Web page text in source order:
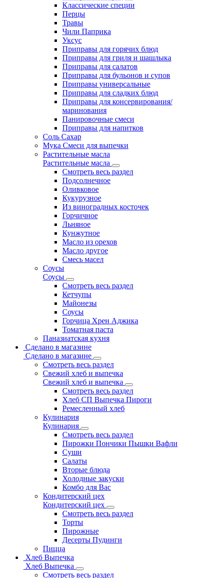
Классические специи
Перцы
Травы
Чили Паприка
Уксус
Приправы для горячих блюд
Приправы для гриля и шашлыка
Приправы для салатов
Приправы для бульонов и супов
Приправы универсальные
Приправы для сладких блюд
Приправы для консервирования/
маринования
Панировочные смеси
Приправы для напитков
Соль Сахар
Мука Смеси для выпечки
Растительные масла
Растительные масла
Смотреть весь раздел
Подсолнечное
Оливковое
Кукурузное
Из виноградных косточек
Горчичное
Льняное
Кунжутное
Масло из орехов
Масло другое
Смесь масел
Соусы
Соусы
Смотреть весь раздел
Кетчупы
Майонезы
Соусы
Горчица Хрен Аджика
Томатная паста
Паназиатская кухня
Сделано в магазине
Сделано в магазине
Смотреть весь раздел
Свежий хлеб и выпечка
Свежий хлеб и выпечка
Смотреть весь раздел
Хлеб СП Выпечка Пироги
Ремесленный хлеб
Кулинария
Кулинария
Смотреть весь раздел
Пирожки Пончики Пышки Вафли
Суши
Салаты
Вторые блюда
Холодные закуски
Комбо для Вас
Кондитерский цех
Кондитерский цех
Смотреть весь раздел
Торты
Пирожные
Десерты Пудинги
Пицца
Хлеб Выпечка
Хлеб Выпечка
Смотреть весь раздел